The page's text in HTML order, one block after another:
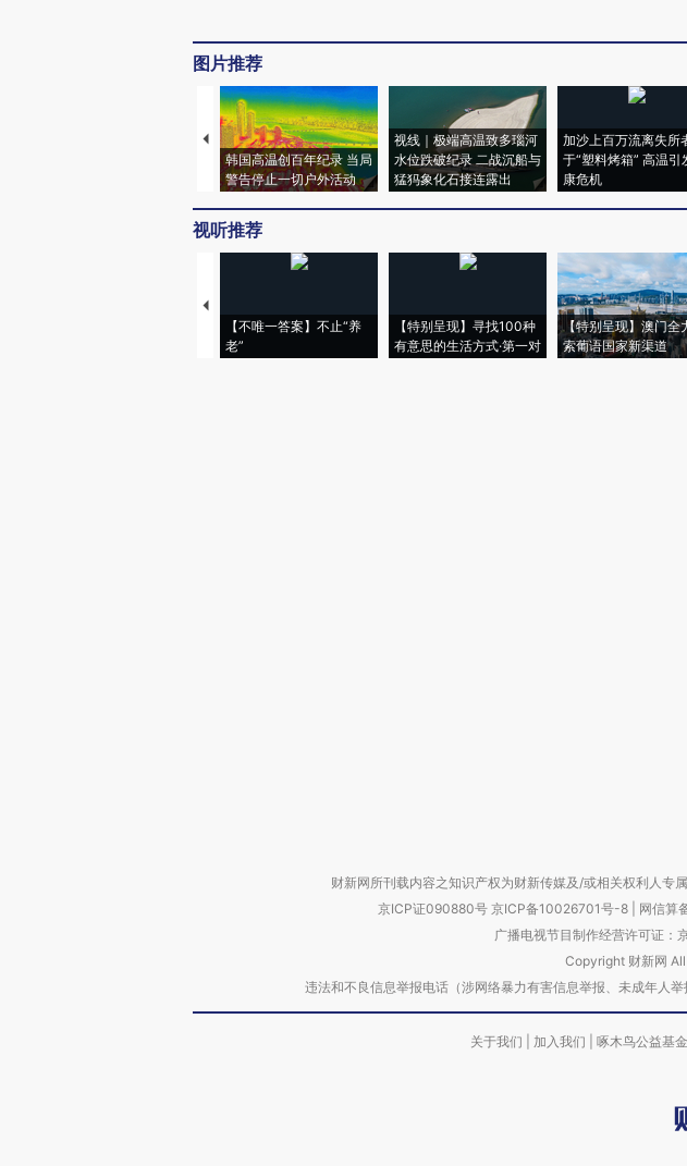
图片推荐
韩国高温创百年纪录 当局
警告停止一切户外活动
视线｜极端高温致多瑙河
水位跌破纪录 二战沉船与
猛犸象化石接连露出
加沙上百万流离失所
于“塑料烤箱” 高温引
康危机
视听推荐
【不唯一答案】不止“养
老”
【特别呈现】寻找100种
有意思的生活方式·第一对
【特别呈现】澳门全
索葡语国家新渠道
财新网所刊载内容之知识产权为财新传媒及/或相关权利人专
京ICP证090880号 京ICP备10026701号-8 网信算
广播电视节目制作经营许可证：
Copyright 财新网
违法和不良信息举报电话（涉网络暴力有害信息举报、未成年
关于我们 加入我们 啄木鸟公益基